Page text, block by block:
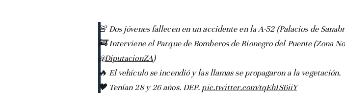
🚨 Dos jóvenes fallecen en un accidente en la A-52 (Palacios de
🚒 Interviene el Parque de Bomberos de Rionegro del Puente (Zona
@DiputacionZA)
🔥 El vehículo se incendió y las llamas se propagaron a la vegetación.
🖤 Tenían 28 y 26 años. DEP. pic.twitter.com/tqEhIS6iiY